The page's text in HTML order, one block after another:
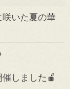
いた夏の華
しました🍎